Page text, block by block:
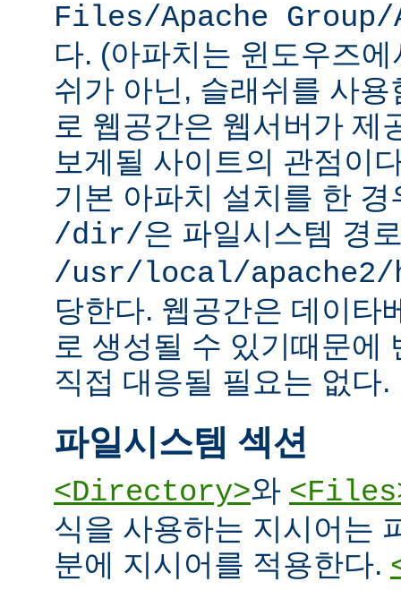
Files/Apache Group/
다. (아파치는 윈도우즈
쉬가 아닌, 슬래쉬를 사
로 웹공간은 웹서버가 제
보게될 사이트의 관점이
기본 아파치 설치를 한
/dir/은 파일시스템 경
/usr/local/
당한다. 웹공간은 데이타
로 생성될 수 있기때문에
직접 대응될 필요는 없다.
파일시스템 섹션
<Directory>와
식을 사용하는 지시어는
분에 지시어를 적용한다.